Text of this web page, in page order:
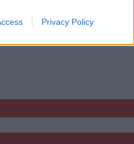
Privacy Policy